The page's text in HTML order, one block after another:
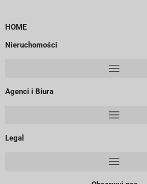
HOME
Nieruchomości
Agenci i Biura
Legal